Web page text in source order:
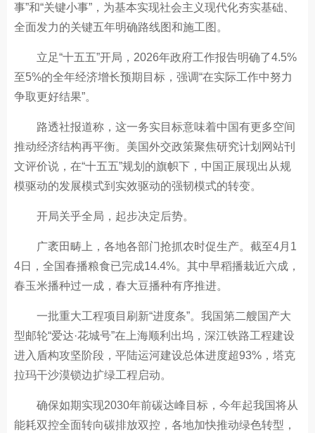
事”和“关键小事”，为基本实现社会主义现代化夯实基础、
全面发力的关键五年明确路线图和施工图。
立足“十五五”开局，2026年政府工作报告明确了4.5%
至5%的全年经济增长预期目标，强调“在实际工作中努力
争取更好结果”。
路透社报道称，这一务实目标意味着中国有更多空间
推动经济结构再平衡。美国外交政策聚焦研究计划网站刊
文评价说，在“十五五”规划的旗帜下，中国正展现出从规
模驱动的发展模式到实效驱动的强韧模式的转变。
开局关乎全局，起步决定后势。
广袤田畴上，各地各部门抢抓农时促生产。截至4月1
4日，全国春播粮食已完成14.4%。其中早稻播栽近六成，
春玉米播种过一成，春大豆播种有序推进。
一批重大工程项目刷新“进度条”。我国第二艘国产大
型邮轮“爱达·花城号”在上海顺利出坞，深江铁路工程建设
进入盾构攻坚阶段，平陆运河建设总体进度超93%，塔克
拉玛干沙漠锁边扩绿工程启动。
确保如期实现2030年前碳达峰目标，今年起我国将从
能耗双控全面转向碳排放双控，各地加快推动绿色转型，